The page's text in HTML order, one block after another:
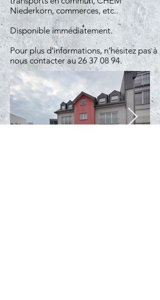
Niederkorn, commerces, etc..
Disponible immédiatement.
Pour plus d’informations, n’hésitez pas à
nous contacter au 26 37 08 94.